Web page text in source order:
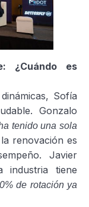
¿Cuándo es
Sofía
Gonzalo
tenido una sola
renovación es
Javier
industria tiene
de rotación ya